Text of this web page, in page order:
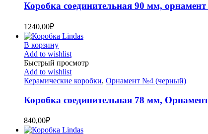
Коробка соединительная 90 мм,
1240,00₽
В корзину
Add to wishlist
Быстрый просмотр
Add to wishlist
Керамические коробки, Орнамент №4 (черный)
Коробка соединительная 78 мм,
840,00₽